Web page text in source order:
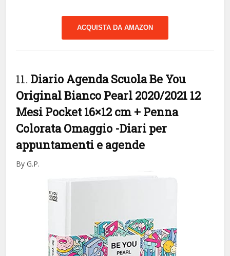
ACQUISTA DA AMAZON
11.Diario Agenda Scuola Be You
Original Bianco Pearl 2020/2021 12
Mesi Pocket 16×12 cm + Penna
Colorata Omaggio -Diari per
appuntamenti e agende
By G.P.